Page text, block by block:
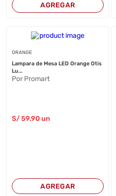
AGREGAR
ORANGE
Lampara de Mesa LED Orange Otis
Lu...
Por Promart
S/59.90 un
AGREGAR